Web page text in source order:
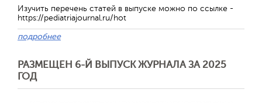
Изучить перечень статей в выпуске можно по ссылке -
https://pediatriajournal.ru/hot
подробнее
РАЗМЕЩЕН 6-Й ВЫПУСК ЖУРНАЛА ЗА 2025
ГОД